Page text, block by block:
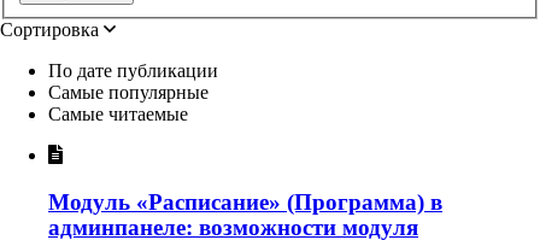
Сортировка
По дате публикации
Самые популярные
Самые читаемые
Модуль «Расписание» (Программа) в
админпанеле: возможности модуля